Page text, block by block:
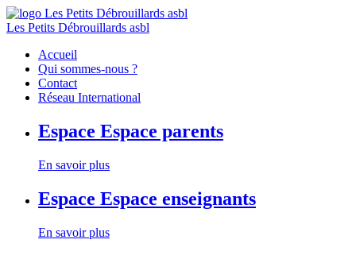
Les Petits Débrouillards asbl
Accueil
Qui sommes-nous ?
Contact
Réseau International
Espace Espace parents
En savoir plus
Espace Espace enseignants
En savoir plus